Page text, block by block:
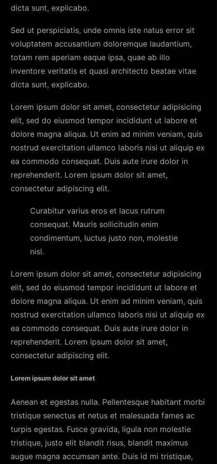
dicta sunt, explicabo.
Sed ut perspiciatis, unde omnis iste natus error sit
voluptatem accusantium doloremque laudantium,
totam rem aperiam eaque ipsa, quae ab illo
inventore veritatis et quasi architecto beatae vitae
dicta sunt, explicabo.
Lorem ipsum dolor sit amet, consectetur adipisicing
elit, sed do eiusmod tempor incididunt ut labore et
dolore magna aliqua. Ut enim ad minim veniam, quis
nostrud exercitation ullamco laboris nisi ut aliquip ex
ea commodo consequat. Duis aute irure dolor in
reprehenderit. Lorem ipsum dolor sit amet,
consectetur adipiscing elit.
Curabitur varius eros et lacus rutrum
consequat. Mauris sollicitudin enim
condimentum, luctus justo non, molestie
nisl.
Lorem ipsum dolor sit amet, consectetur adipisicing
elit, sed do eiusmod tempor incididunt ut labore et
dolore magna aliqua. Ut enim ad minim veniam, quis
nostrud exercitation ullamco laboris nisi ut aliquip ex
ea commodo consequat. Duis aute irure dolor in
reprehenderit. Lorem ipsum dolor sit amet,
consectetur adipiscing elit.
Lorem ipsum dolor sit amet
Aenean et egestas nulla. Pellentesque habitant morbi
tristique senectus et netus et malesuada fames ac
turpis egestas. Fusce gravida, ligula non molestie
tristique, justo elit blandit risus, blandit maximus
augue magna accumsan ante. Duis id mi tristique,